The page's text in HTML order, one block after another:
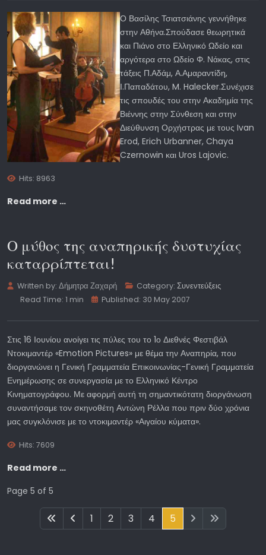
Ο Βασίλης Τσιατσιάνης γεννήθηκε
στην Αθήνα.Σπούδασε θεωρητικά
και Πιάνο στο Ελληνικό Ωδείο και
αργότερα στο Ωδείο Φ. Νάκας, στις
τάξεις Π.Αδάμ, Α.Αμαραντίδη,
Ι.Παπαδάτου, M. Halecker.Συνέχισε
τις σπουδές του στην Ακαδημία της
Βιέννης στην Σύνθεση και στην
Διεύθυνση Ορχήστρας με τους Ivan
Erod, Erich Urbanner, Chaya
Czernowin και Uros Lajovic.
Hits: 8963
Read more …
Ο μύθος της αναπηρικής δυστυχίας
καταρρίπτεται!
Written by:Δήμητρα Ζαχαρή Category:Συνεντεύξεις
Read Time: 1 min
Published: 30 May 2007
Στις 16 Ιουνίου ανοίγει τις πύλες του το 1ο Διεθνές Φεστιβάλ
Ντοκιμαντέρ «Emotion Pictures» με θέμα την Αναπηρία, που
διοργανώνει η Γενική Γραμματεία Επικοινωνίας-Γενική Γραμματεία
Ενημέρωσης σε συνεργασία με το Ελληνικό Κέντρο
Κινηματογράφου. Με αφορμή αυτή τη σημαντικότατη διοργάνωση
συναντήσαμε τον σκηνοθέτη Αντώνη Ρέλλα που πριν δύο χρόνια
μας συγκλόνισε με το ντοκιμαντέρ «Αιγαίου κύματα».
Hits: 7609
Read more …
Page 5 of 5
1 2 3 4 5